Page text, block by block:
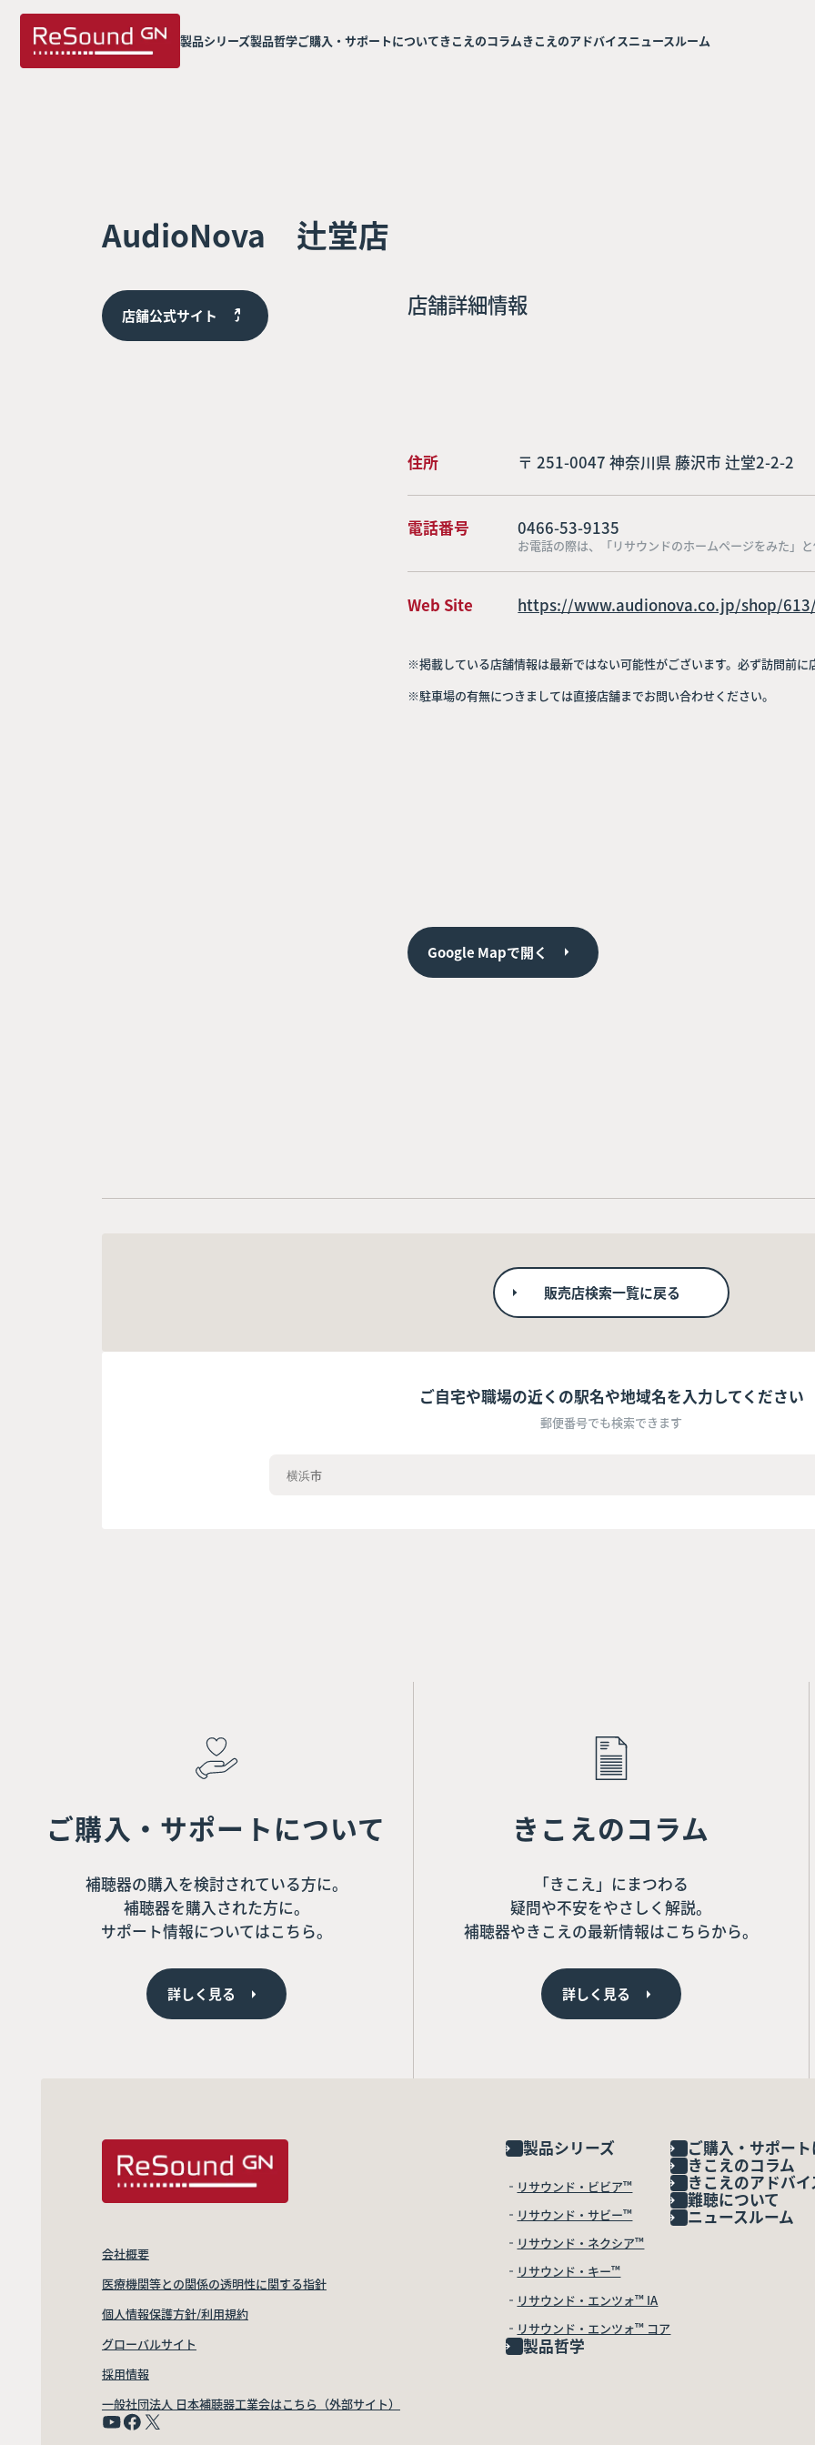
製品シリーズ製品哲学ご購入・サポートについてきこえのコラムきこえのアドバイスニュースルーム
AudioNova 辻堂店
店舗公式サイト 店舗詳細情報
住所 〒 251-0047 神奈川県 藤沢市 辻堂2-2-2
電話番号 0466-53-9135
お電話の際は、「リサウンドのホームページをみた」
Web Site https://www.audionova.co.jp/shop/
※掲載している店舗情報は最新ではない可能性がございます。必ず訪問前に
※駐車場の有無につきましては直接店舗までお問い合わせください。
Google Mapで開く
販売店検索一覧に戻る
ご自宅や職場の近くの駅名や地域名を入力してください
郵便番号でも検索できます
ご購入・サポートについて
補聴器の購入を検討されている方に。
補聴器を購入された方に。
サポート情報についてはこちら。
詳しく見る
きこえのコラム
「きこえ」にまつわる
疑問や不安をやさしく解説。
補聴器やきこえの最新情報はこちらから。
詳しく見る
製品シリーズ
リサウンド・ビビア™
リサウンド・サビー™
リサウンド・ネクシア™
リサウンド・キー™
リサウンド・エンツォ™ IA
リサウンド・エンツォ™ コア
製品哲学
ご購入・サポー
きこえのコラム
きこえのアドバイ
難聴について
ニュースルーム
会社概要
医療機関等との関係の透明性に関する指針
個人情報保護方針/利用規約
グローバルサイト
採用情報
一般社団法人 日本補聴器工業会はこちら（外部サイト）